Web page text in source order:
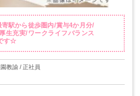
寄駅から徒歩圏内/賞与4か月分/
生充実/ワークライフバランス
す☆
教諭 / 正社員